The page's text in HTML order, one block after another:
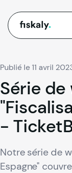
fiskaly.
Publié le 11 avril
Série de
-
Notre série de
Espagne"